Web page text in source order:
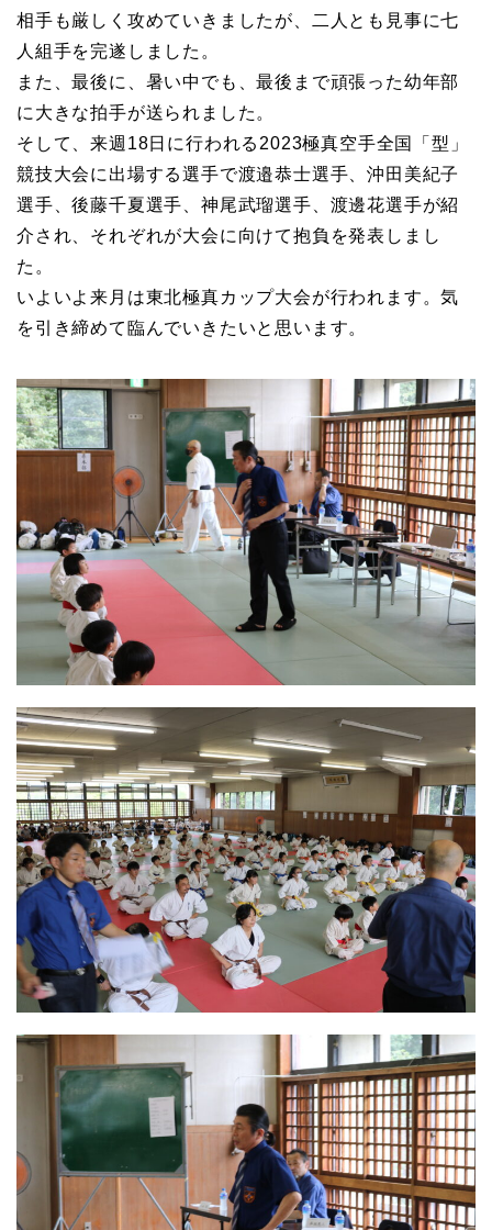
相手も厳しく攻めていきましたが、二人とも見事に七
人組手を完遂しました。
また、最後に、暑い中でも、最後まで頑張った幼年部
に大きな拍手が送られました。
そして、来週18日に行われる2023極真空手全国「型」
競技大会に出場する選手で渡邉恭士選手、沖田美紀子
選手、後藤千夏選手、神尾武瑠選手、渡邊花選手が紹
介され、それぞれが大会に向けて抱負を発表しまし
た。
いよいよ来月は東北極真カップ大会が行われます。気
を引き締めて臨んでいきたいと思います。